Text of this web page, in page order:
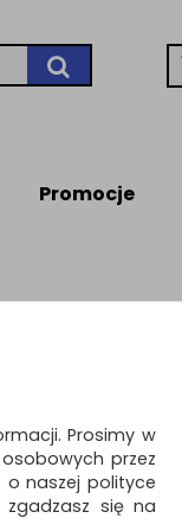
Promocje
w
rozmiar:
Prosimy w
przez
o naszej polityce
zgadzasz się na